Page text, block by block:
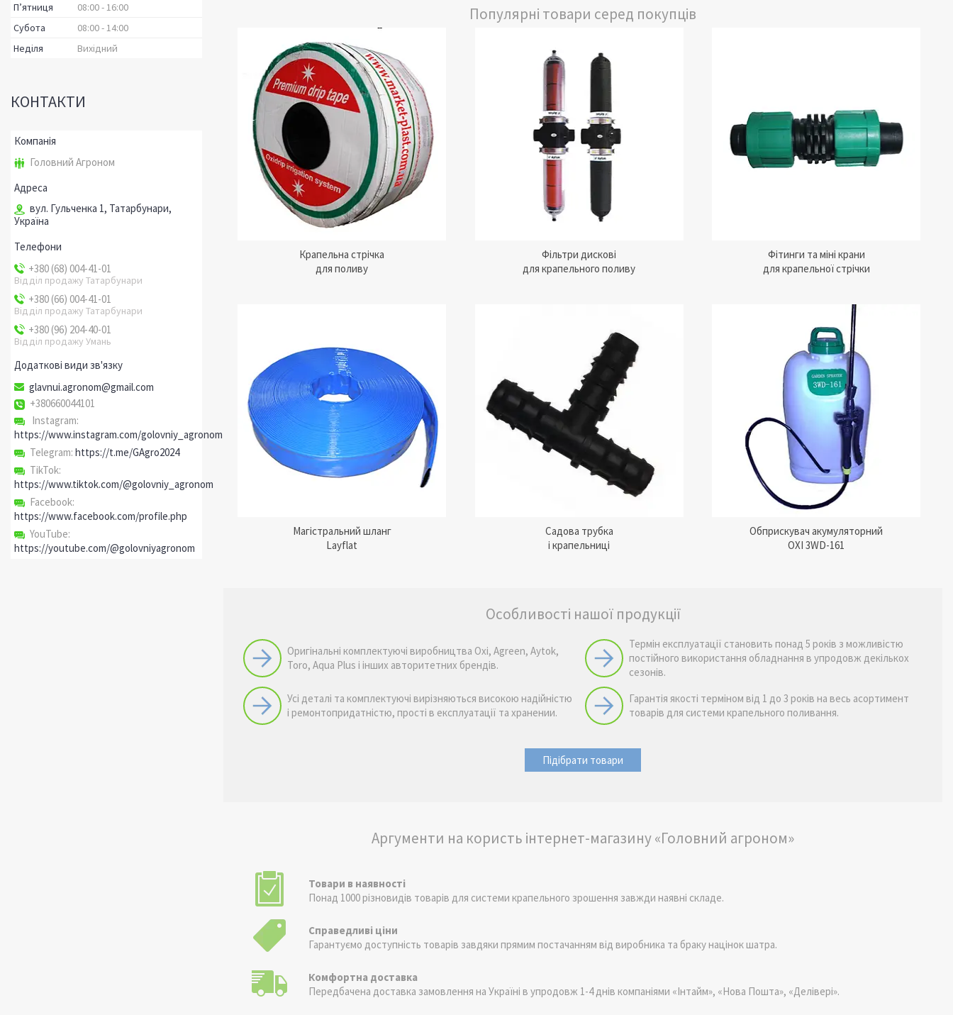
Популярні товари серед покупців
крапельних стрічок з різним діаметром
і відстанню між евіттерами.
Крапельна стрічка
для поливу
Надійні комплектуючі для механічного
очищення води, яка використовується
для крапельного зрошення.
Фільтри дискові
для крапельного поливу
Сполучні частини трубопроводу,
а також крани для регулювання потоку
води всього від 2 грн.
Фітинги та міні крани
для крапельної стрічки
Гнучкий шланг з високоякісного
полівінілхлориду для безперебійної
роботи системи поливання впродовж
понад 5 років.
Магістральний шланг
Layflat
Спеціальні крапельниці та труби
діаметром 16 мм для організації
ефективної системи зрошення садів
і виноградників.
Садова трубка
і крапельниці
Ранцевий акумуляторний обприскувач
для якісного розпилення різних добрив
на полях, городах і в садах.
Обприскувач акумуляторний
OXI 3WD-161
Особливості нашої продукції
Оригінальні комплектуючі виробництва Oxi, Agreen, Aytok,
Toro, Aqua Plus і інших авторитетних брендів.
Термін експлуатації становить понад 5 років з можливістю
постійного використання обладнання в упродовж декількох
сезонів.
Усі деталі та комплектуючі вирізняються високою надійністю
і ремонтопридатністю, прості в експлуатації та хранении.
Гарантія якості терміном від 1 до 3 років на весь асортимент
товарів для системи крапельного поливання.
Підібрати товари
Аргументи на користь інтернет-магазину «Головний агроном»
Товари в наявності
Понад 1000 різновидів товарів для системи крапельного зрошення завжди наявні складе.
Справедливі ціни
Гарантуємо доступність товарів завдяки прямим постачанням від виробника та браку націнок шатра.
Комфортна доставка
Передбачена доставка замовлення на Україні в упродовж 1-4 днів компаніями «Інтайм», «Нова Пошта», «Делівері».
Пʼятниця
08:00 16:00
Субота
08:00 14:00
Неділя
Вихідний
КОНТАКТИ
Головний Агроном
вул. Гульченка 1, Татарбунари,
Україна
+380 (68) 004-41-01
Відділ продажу Татарбунари
+380 (66) 004-41-01
Відділ продажу Татарбунари
+380 (96) 204-40-01
Відділ продажу Умань
glavnui.agronom@gmail.com
+380660044101
Instagram
https://www.instagram.com/golovniy_agronom
Telegram https://t.me/GAgro2024
TikTok
https://www.tiktok.com/@golovniy_agronom
Facebook
https://www.facebook.com/profile.php
YouTube
https://youtube.com/@golovniyagronom